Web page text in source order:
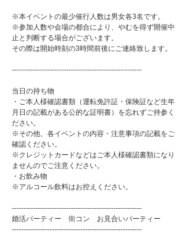
※本イベントの最少催行人数は男女各3名です。
※参加人数や会場の都合により、やむを得ず開催中
止と判断する場合がございます。
その際は開始時刻の3時間前後にご連絡致します。
-------------------------------------------------------
当日の持ち物
・ご本人様確認書類（運転免許証・保険証など生年
月日の記載がある公的な証明書）を忘れずご持参く
ださい。
※その他、各イベントの内容・注意事項の記載をご
確認ください。
※クレジットカードなどはご本人様確認書類になり
ませんのでご注意ください。
・お飲み物
※アルコール飲料はお控えください。
-------------------------------------------------------
婚活パーティー 街コン お見合いパーティー
-------------------------------------------------------